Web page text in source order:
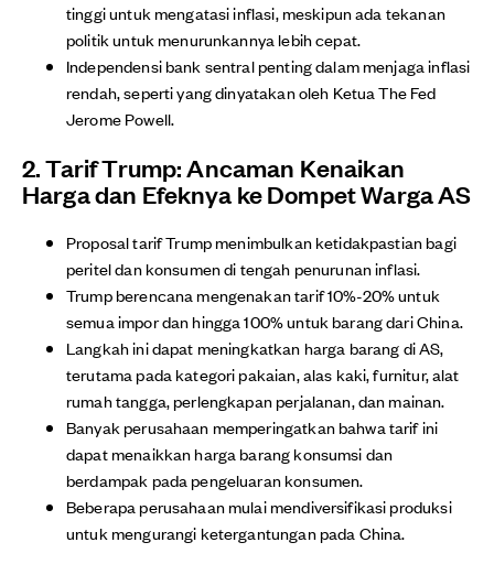
tinggi untuk mengatasi inflasi, meskipun ada tekanan
politik untuk menurunkannya lebih cepat.
Independensi bank sentral penting dalam menjaga inflasi
rendah, seperti yang dinyatakan oleh Ketua The Fed
Jerome Powell.
2. Tarif Trump: Ancaman Kenaikan
Harga dan Efeknya ke Dompet Warga AS
Proposal tarif Trump menimbulkan ketidakpastian bagi
peritel dan konsumen di tengah penurunan inflasi.
Trump berencana mengenakan tarif 10%-20% untuk
semua impor dan hingga 100% untuk barang dari China.
Langkah ini dapat meningkatkan harga barang di AS,
terutama pada kategori pakaian, alas kaki, furnitur, alat
rumah tangga, perlengkapan perjalanan, dan mainan.
Banyak perusahaan memperingatkan bahwa tarif ini
dapat menaikkan harga barang konsumsi dan
berdampak pada pengeluaran konsumen.
Beberapa perusahaan mulai mendiversifikasi produksi
untuk mengurangi ketergantungan pada China.